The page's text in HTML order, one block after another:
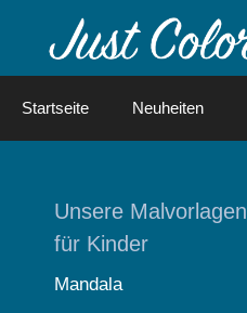
Startseite Neuheiten
Unsere Malvorlagen
für Kinder
Mandala